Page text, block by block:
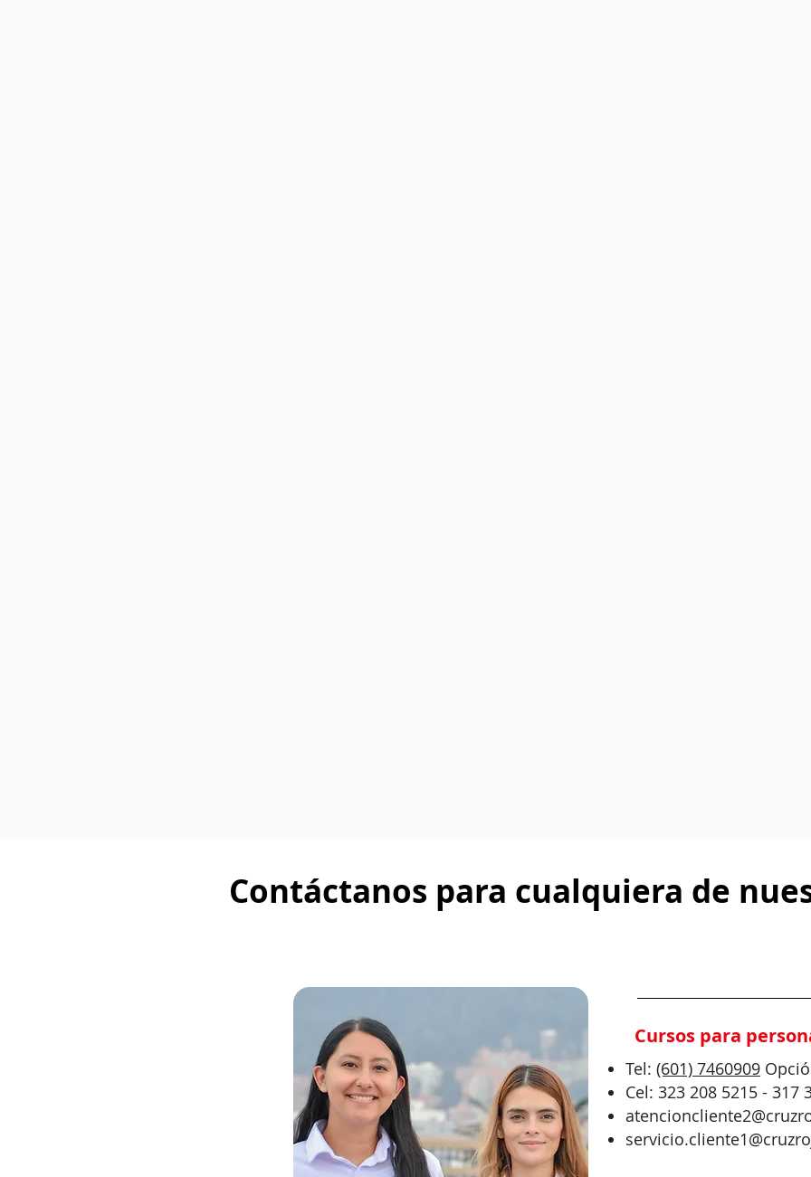
Contáctanos para cualquiera de
Cursos para
Tel: (601) 7460909 Opció
Cel: 323 208 5215 - 317